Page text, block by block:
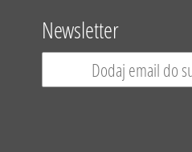
Newsletter